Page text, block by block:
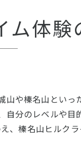
ルクライムコース
クライムで意識し
ライムで感じる達
ルクライムのコー
ム体験
や榛名山とい
分のレベルや
、榛名山ヒルク